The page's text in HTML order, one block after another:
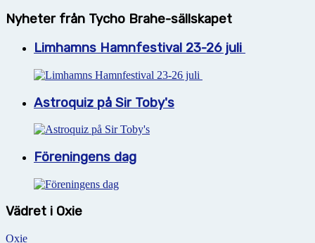
Nyheter från Tycho Brahe-sällskapet
Limhamns Hamnfestival 23-26 juli
Astroquiz på Sir Toby's
Föreningens dag
Vädret i Oxie
Oxie